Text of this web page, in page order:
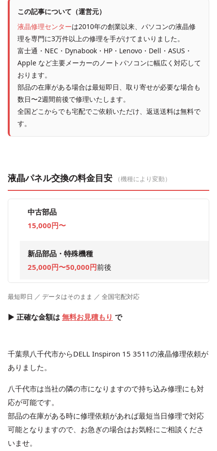
この記事について（運営元）
液晶修理センターは2010年の創業以来、パソコンの液晶修
理を専門に3万件以上の修理を手がけてまいりました。
富士通・NEC・Dynabook・HP・Lenovo・Dell・ASUS・
Apple など主要メーカーのノートパソコンに幅広く対応して
おります。
部品の在庫がある場合は最短即日、取り寄せが必要な場合も
数日〜2週間前後で修理いたします。
全国どこからでも宅配でご依頼いただけ、返送送料は無料で
す。
液晶パネル交換の料金目安 （機種により変動）
中古部品
15,000円〜
新品部品・特殊機種
25,000円〜50,000円前後
最短即日 ／ データはそのまま ／ 全国宅配対応
▶ 正確な金額は 無料お見積もり で
千葉県八千代市からDELL Inspiron 15 3511の液晶修理依頼が
ありました。
八千代市は当社の隣の市になりますので持ち込み修理にも対
応が可能です。
部品の在庫がある時に修理依頼があれば最短当日修理で対応
可能となりますので、お急ぎの場合はお気軽にご相談くださ
いませ。